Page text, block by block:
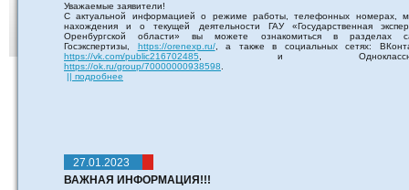
Уважаемые заявители!
С актуальной информацией о режиме работы, телефонных номерах,
нахождения и о текущей деятельности ГАУ «Государственная
Оренбургской области» вы можете ознакомиться в разделах
Госэкспертизы, https://orenexp.ru/, а также в социальных сетях:
https://vk.com/public216702485 , и
https://ok.ru/group/70000000938598
|| подробнее
27.01.2023
ВАЖНАЯ ИНФОРМАЦИЯ!!!